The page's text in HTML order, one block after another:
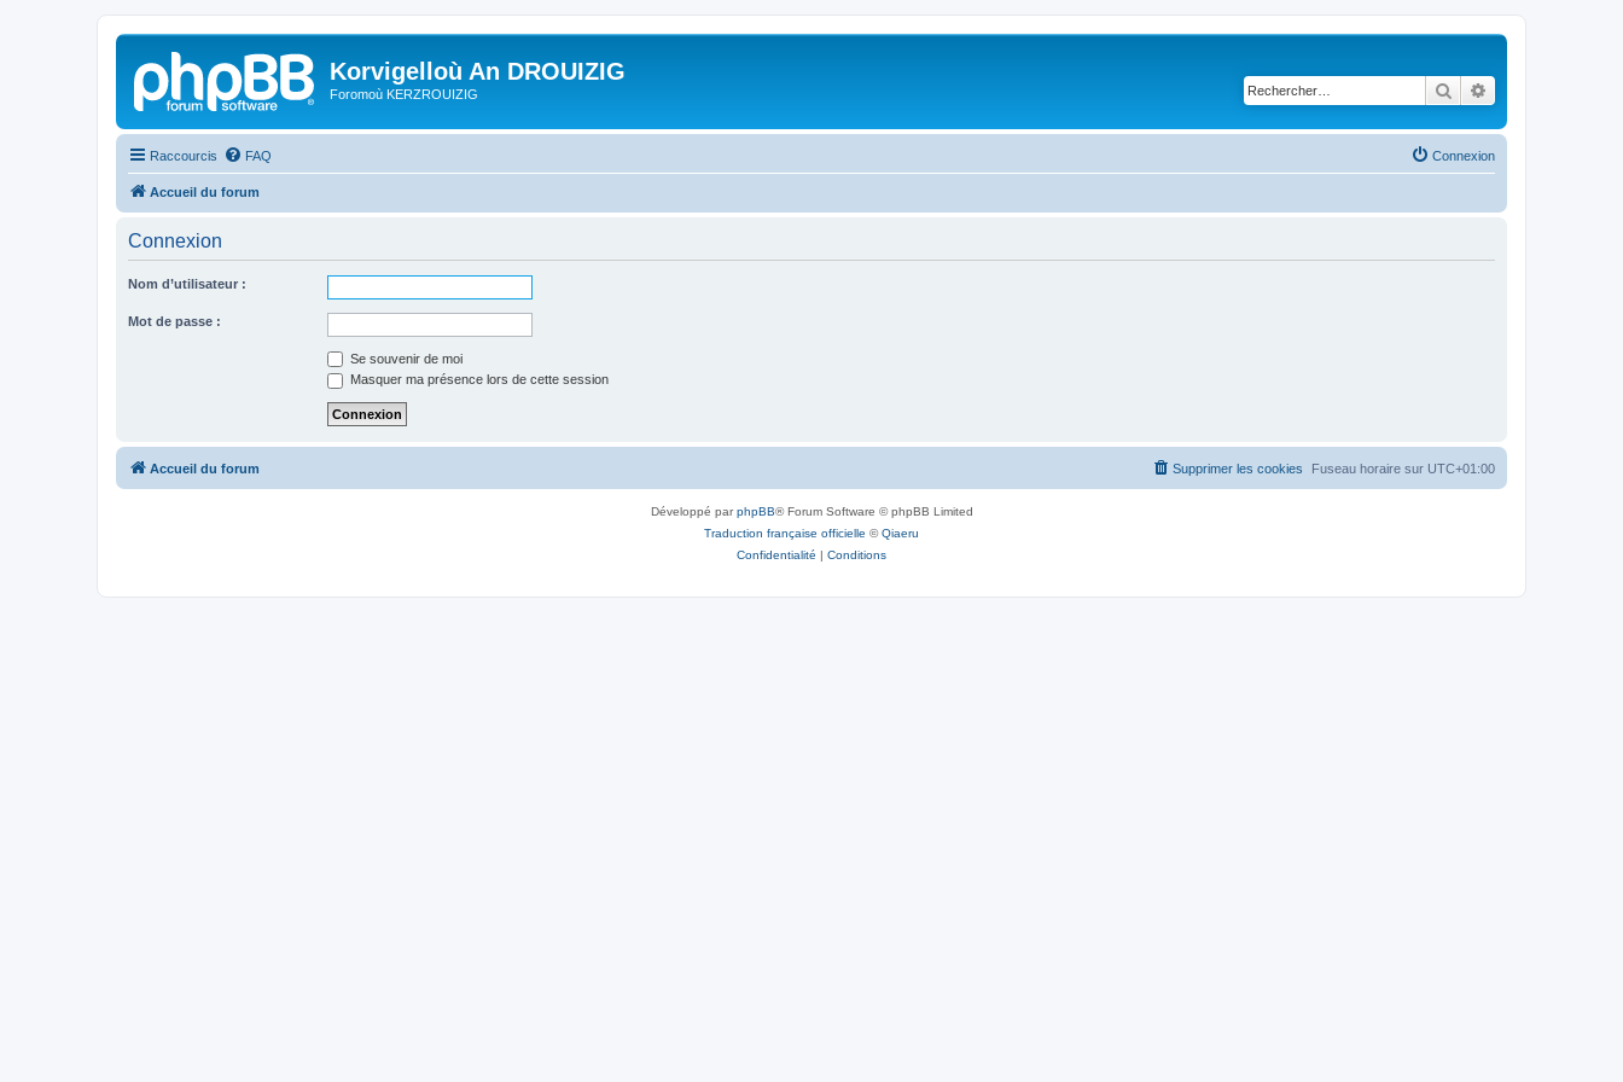
Korvigelloù An DROUIZIG
Foromoù KERZROUIZIG Rechercher
Raccourcis FAQ Connexion
Accueil du forum
Connexion
Nom d’utilisateur :
Mot de passe :
Se souvenir de moi
Masquer ma présence lors de cette session
Accueil du forum Fuseau horaire sur UTC+01:00
Supprimer les cookies
Développé parphpBB® Forum Software © phpBB Limited
Traduction française officielle ©Qiaeru
Confidentialité | Conditions